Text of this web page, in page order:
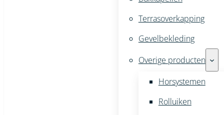
Terrasoverkapping
Gevelbekleding
Overige producten
Horsystemen
Rolluiken